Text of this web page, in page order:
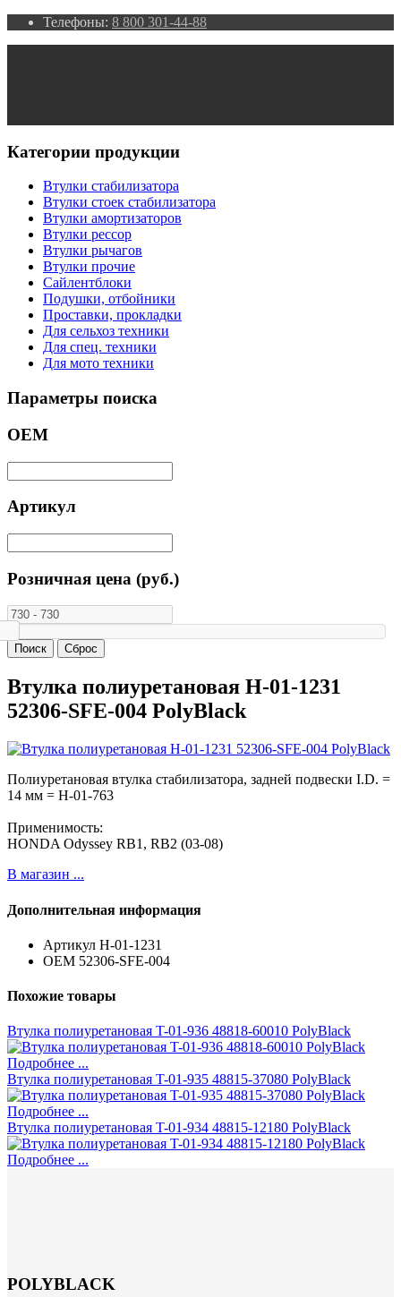
Телефоны: 8 800 301-44-88
Категории продукции
Втулки стабилизатора
Втулки стоек стабилизатора
Втулки амортизаторов
Втулки рессор
Втулки рычагов
Втулки прочие
Сайлентблоки
Подушки, отбойники
Проставки, прокладки
Для сельхоз техники
Для спец. техники
Для мото техники
Параметры поиска
ОЕМ
Артикул
Розничная цена (руб.)
Втулка полиуретановая H-01-1231
52306-SFE-004 PolyBlack
Полиуретановая втулка стабилизатора, задней подвески I.D. =
14 мм = H-01-763
Применимость:
HONDA Odyssey RB1, RB2 (03-08)
В магазин ...
Дополнительная информация
Артикул H-01-1231
ОЕМ 52306-SFE-004
Похожие товары
Втулка полиуретановая T-01-936 48818-60010 PolyBlack
Подробнее ...
Втулка полиуретановая T-01-935 48815-37080 PolyBlack
Подробнее ...
Втулка полиуретановая T-01-934 48815-12180 PolyBlack
Подробнее ...
POLYBLACK